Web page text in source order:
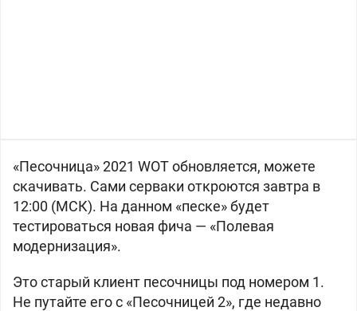
«Песочница» 2021 WOT обновляется, можете
скачивать. Сами серваки откроются завтра в
12:00 (МСК). На данном «песке» будет
тестироваться новая фича — «Полевая
модернизация».
Это старый клиент песочницы под номером 1.
Не путайте его с «Песочницей 2», где недавно